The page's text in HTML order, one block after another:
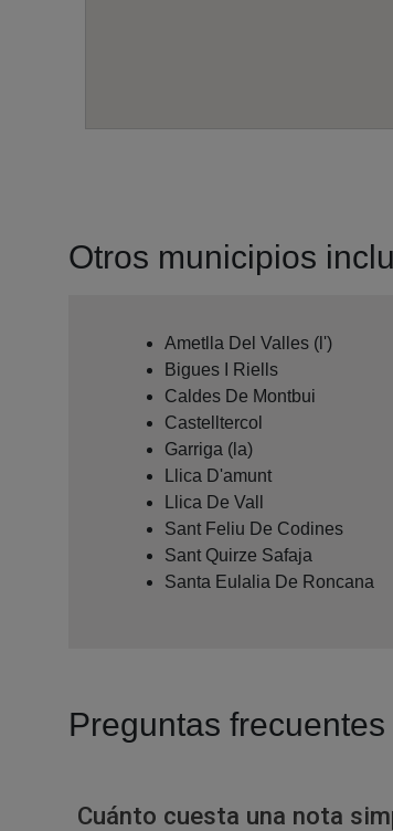
Otros municipios
Ametlla Del Valles (l')
Bigues I Riells
Caldes De Montbui
Castelltercol
Garriga (la)
Llica D'amunt
Llica De Vall
Sant Feliu De Codines
Sant Quirze Safaja
Santa Eulalia De Roncana
Preguntas frecuentes
Cuánto cuesta una nota